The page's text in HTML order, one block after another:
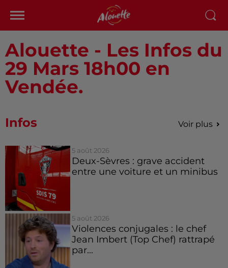
Alouette - Les Infos du
29 Mars 18h00 en
Vendée.
Infos Voir plus
5 août 2026
Deux-Sèvres : grave accident
entre une voiture et un minibus
5 août 2026
Violences conjugales : le chef
Jean Imbert (Top Chef) rattrapé
par...